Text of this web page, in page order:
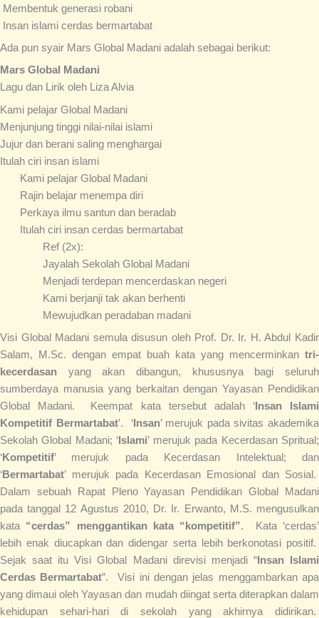
Membentuk generasi robani
Insan islami cerdas bermartabat
Ada pun syair Mars Global Madani adalah sebagai berikut:
Mars Global Madani
Lagu dan Lirik oleh Liza Alvia
Kami pelajar Global Madani
Menjunjung tinggi nilai-nilai islami
Jujur dan berani saling menghargai
Itulah ciri insan islami
Kami pelajar Global Madani
Rajin belajar menempa diri
Perkaya ilmu santun dan beradab
Itulah ciri insan cerdas bermartabat
Ref (2x):
Jayalah Sekolah Global Madani
Menjadi terdepan mencerdaskan negeri
Kami berjanji tak akan berhenti
Mewujudkan peradaban madani
Visi Global Madani semula disusun oleh Prof. Dr. Ir. H. Abdul Kadir
Salam, M.Sc. dengan empat buah kata yang mencerminkan tri-
kecerdasan yang akan dibangun, khususnya bagi seluruh
sumberdaya manusia yang berkaitan dengan Yayasan Pendidikan
Global Madani. Keempat kata tersebut adalah ‘Insan Islami
Kompetitif Bermartabat’. ‘Insan’ merujuk pada sivitas akademika
Sekolah Global Madani; ‘ Islami’ merujuk pada Kecerdasan Spritual;
‘Kompetitif’ merujuk pada Kecerdasan Intelektual; dan
‘Bermartabat’ merujuk pada Kecerdasan Emosional dan Sosial.
Dalam sebuah Rapat Pleno Yayasan Pendidikan Global Madani
pada tanggal 12 Agustus 2010, Dr. Ir. Erwanto, M.S. mengusulkan
kata “cerdas” menggantikan kata “kompetitif”. Kata ‘cerdas’
lebih enak diucapkan dan didengar serta lebih berkonotasi positif.
Sejak saat itu Visi Global Madani direvisi menjadi “Insan Islami
Cerdas Bermartabat”. Visi ini dengan jelas menggambarkan apa
yang dimaui oleh Yayasan dan mudah diingat serta diterapkan dalam
kehidupan sehari-hari di sekolah yang akhirnya didirikan.